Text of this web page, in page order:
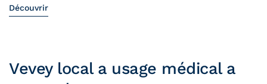
Découvrir
Vevey local a usage médical a